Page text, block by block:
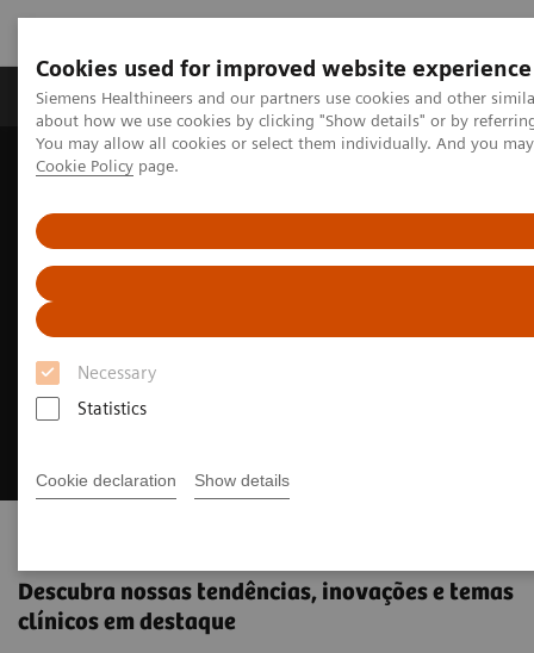
Cookies used for improved website experience
Siemens Healthineers and our partners use cookies and other
about how we use cookies by clicking "Show details" or by
You may allow all cookies or select them individually. And you
Cookie Policy page.
Necessary
Statistics
Cookie declaration Show details
Produtos e serviços Especialidades Clínicas e
Siemens Healthineers Brasil
Descubra nossas tendências, inovações e temas
clínicos em destaque